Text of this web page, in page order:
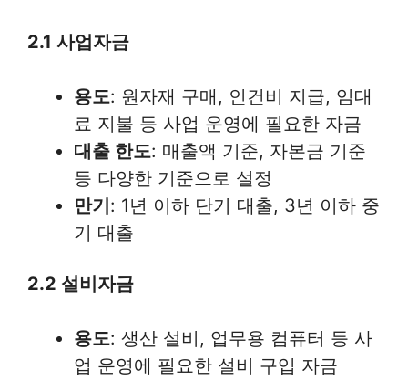
2.1 사업자금
용도: 원자재 구매, 인건비 지급, 임대
료 지불 등 사업 운영에 필요한 자금
대출 한도: 매출액 기준, 자본금 기준
등 다양한 기준으로 설정
만기: 1년 이하 단기 대출, 3년 이하 중
기 대출
2.2 설비자금
용도: 생산 설비, 업무용 컴퓨터 등 사
업 운영에 필요한 설비 구입 자금